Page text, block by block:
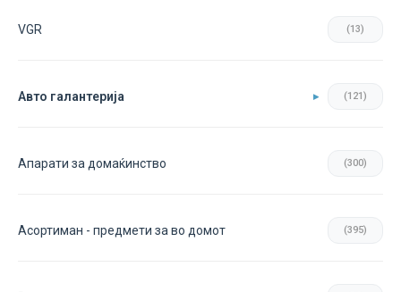
VGR (13)
Авто галантерија (121)
Апарати за домаќинство (300)
Асортиман - предмети за во домот (395)